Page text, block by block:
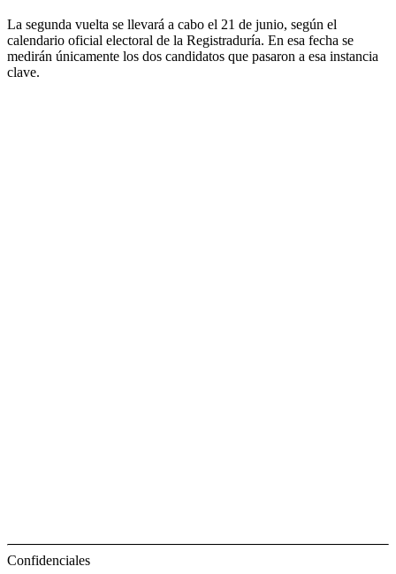
La segunda vuelta se llevará a cabo el 21 de junio, según el
calendario oficial electoral de la Registraduría. En esa fecha se
medirán únicamente los dos candidatos que pasaron a esa instancia
clave.
Confidenciales